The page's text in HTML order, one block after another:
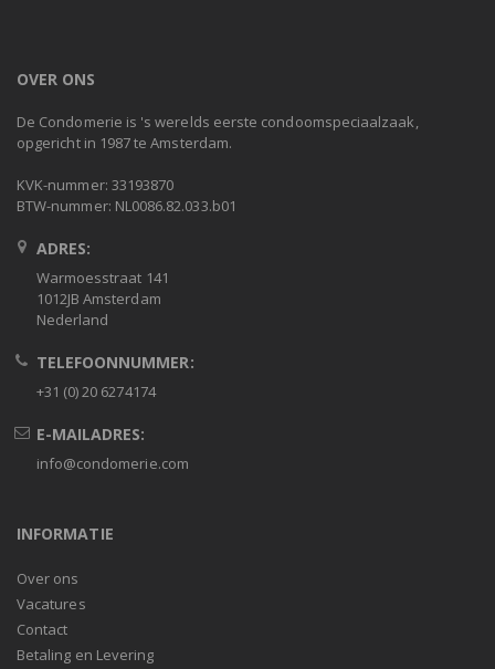
OVER ONS
De Condomerie is 's werelds eerste condoomspeciaalzaak,
opgericht in 1987 te Amsterdam.
KVK-nummer: 33193870
BTW-nummer: NL0086.82.033.b01
ADRES:
Warmoesstraat 141
1012JB Amsterdam
Nederland
TELEFOONNUMMER:
+31 (0) 20 6274174
E-MAILADRES:
info@condomerie.com
INFORMATIE
Over ons
Vacatures
Contact
Betaling en Levering